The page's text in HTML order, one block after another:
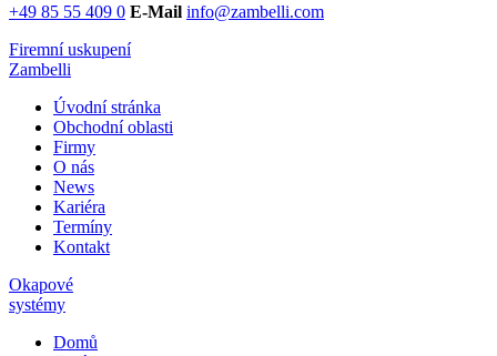
+49 85 55 409 0 E-Mail info@zambelli.com
Firemní uskupení
Zambelli
Úvodní stránka
Obchodní oblasti
Firmy
O nás
News
Kariéra
Termíny
Kontakt
Okapové
systémy
Domů